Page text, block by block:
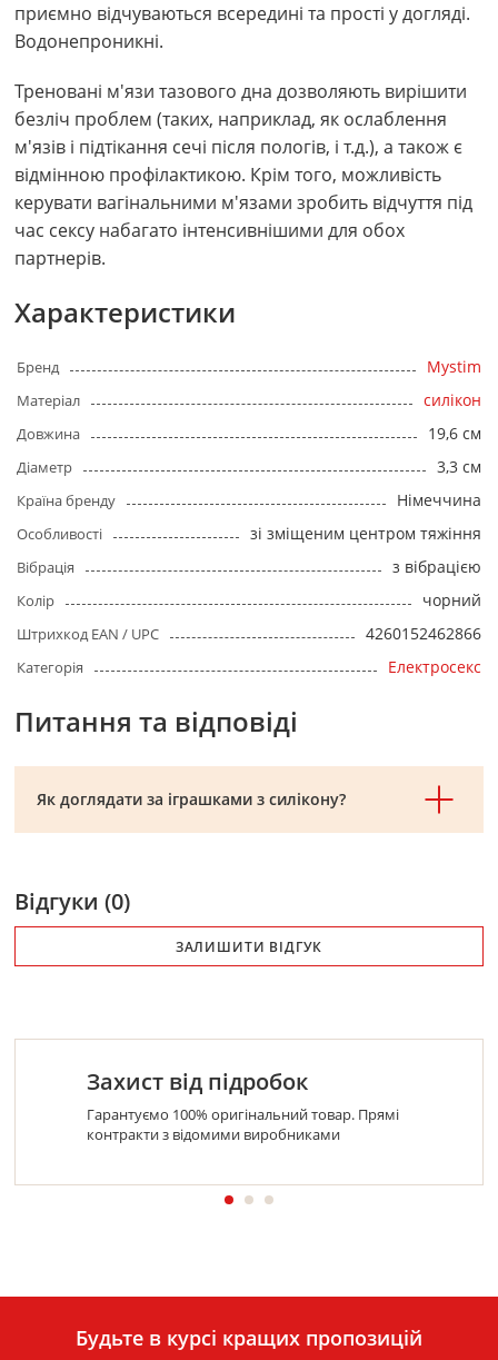
приємно відчуваються всередині та прості у догляді.
Водонепроникні.
Треновані м'язи тазового дна дозволяють вирішити
безліч проблем (таких, наприклад, як ослаблення
м'язів і підтікання сечі після пологів, і т.д.), а також є
відмінною профілактикою. Крім того, можливість
керувати вагінальними м'язами зробить відчуття під
час сексу набагато інтенсивнішими для обох
партнерів.
Характеристики
Бренд Mystim
Матеріал силікон
Довжина 19,6 см
Діаметр 3,3 см
Країна бренду Німеччина
Особливості зі зміщеним центром тяжіння
Вібрація з вібрацією
Колір чорний
Штрихкод EAN / UPC 4260152462866
Категорія Електросекс
Питання та відповіді
Як доглядати за іграшками з силікону?
Відгуки (0)
ЗАЛИШИТИ ВІДГУК
Захист від підробок
Гарантуємо 100% оригінальний товар. Прямі
контракти з відомими виробниками
Будьте в курсі кращих пропозицій